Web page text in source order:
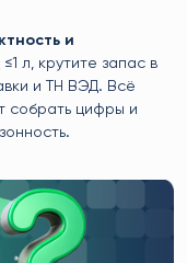
и
л, крутите запас в
и ТН ВЭД. Всё
собрать цифры и